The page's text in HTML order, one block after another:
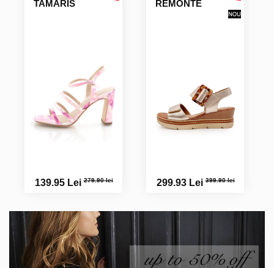
TAMARIS
139.95 Lei279.90 lei
REMONTE
299.93 Lei399.90 lei